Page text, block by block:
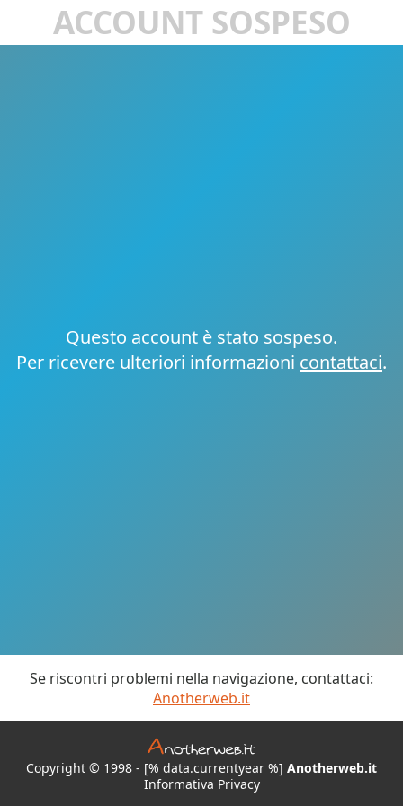
ACCOUNT SOSPESO
Questo account è stato sospeso.
Per ricevere ulteriori informazioni contattaci.
Se riscontri problemi nella navigazione, contattaci:
Anotherweb.it
Copyright © 1998 - [% data.currentyear %] Anotherweb.it
Informativa Privacy